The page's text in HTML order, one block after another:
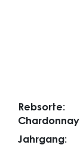
Rebsorte:
Chardonnay
Jahrgang: